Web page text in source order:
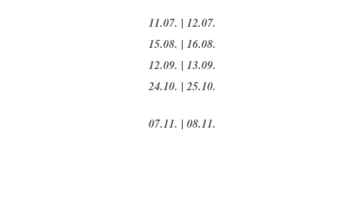
11.07. | 12.07.
15.08. | 16.08.
12.09. | 13.09.
24.10. | 25.10.
07.11. | 08.11.